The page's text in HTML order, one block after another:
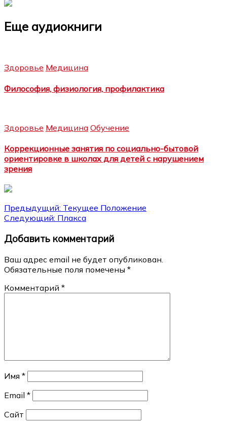
Еще аудиокниги
Здоровье Медицина
Философия, физиология, профилактика
Здоровье Медицина Обучение
Коррекционные занятия по социально-бытовой
ориентировке в школах для детей с нарушением
зрения
Навигация
по
записям
Предыдущий: Текущее Положение
Следующий: Плакса
Добавить комментарий
Ваш адрес email не будет опубликован.
Обязательные поля помечены *
Комментарий *
Имя *
Email *
Сайт